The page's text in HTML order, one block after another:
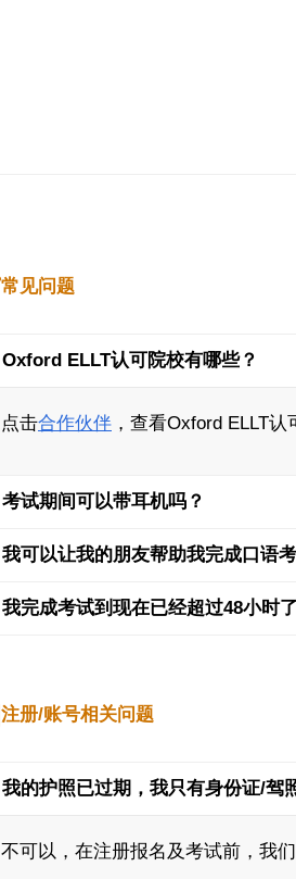
常见问题
Oxford ELLT认可院校有哪些？
点击合作伙伴 ，查看Oxford ELLT认
考试期间可以带耳机吗？
我可以让我的朋友帮助我完成口语
我完成考试到现在已经超过48小时
注册/账号相关问题
我的护照已过期，我只有身份证/驾
不可以，在注册报名及考试前，我